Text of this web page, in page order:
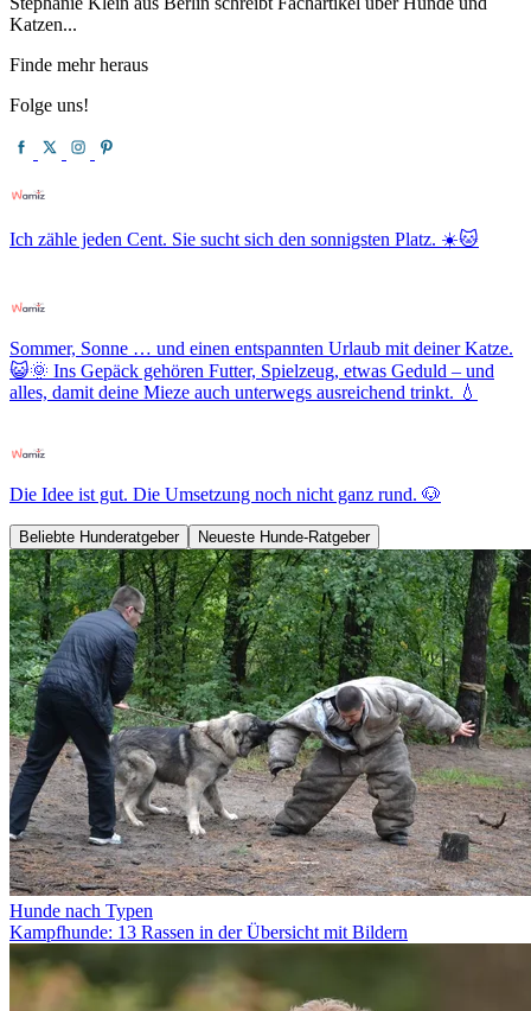
Katzen...
Finde mehr heraus
Folge uns!
Ich zähle jeden Cent. Sie sucht sich den sonnigsten Platz. ☀️🐱
Sommer, Sonne … und einen entspannten Urlaub mit deiner Katze.
😺🌞 Ins Gepäck gehören Futter, Spielzeug, etwas Geduld – und
alles, damit deine Mieze auch unterwegs ausreichend trinkt. 💧
Die Idee ist gut. Die Umsetzung noch nicht ganz rund. 🐶
Beliebte Hunderatgeber Neueste Hunde-Ratgeber
Hunde nach Typen
Kampfhunde: 13 Rassen in der Übersicht mit Bildern